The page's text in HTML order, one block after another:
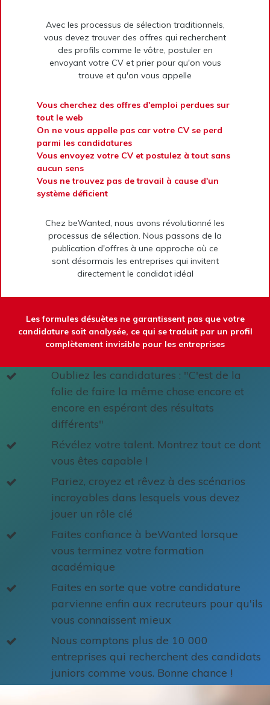
Avec les processus de sélection traditionnels,
vous devez trouver des offres qui recherchent
des profils comme le vôtre, postuler en
envoyant votre CV et prier pour qu'on vous
trouve et qu'on vous appelle
Vous cherchez des offres d'emploi perdues sur
tout le web
On ne vous appelle pas car votre CV se perd
parmi les candidatures
Vous envoyez votre CV et postulez à tout sans
aucun sens
Vous ne trouvez pas de travail à cause d'un
système déficient
Chez beWanted, nous avons révolutionné les
processus de sélection. Nous passons de la
publication d'offres à une approche où ce
sont désormais les entreprises qui invitent
directement le candidat idéal
Les formules désuètes ne garantissent pas que votre
candidature soit analysée, ce qui se traduit par un profil
complètement invisible pour les entreprises
Oubliez les candidatures : "C'est de la
folie de faire la même chose encore et
encore en espérant des résultats
différents"
Révélez votre talent. Montrez tout ce dont
vous êtes capable !
Pariez, croyez et rêvez à des scénarios
incroyables dans lesquels vous devez
jouer un rôle clé
Faites confiance à beWanted lorsque
vous terminez votre formation
académique
Faites en sorte que votre candidature
parvienne enfin aux recruteurs pour qu'ils
vous connaissent mieux
Nous comptons plus de 10 000
entreprises qui recherchent des candidats
juniors comme vous. Bonne chance !